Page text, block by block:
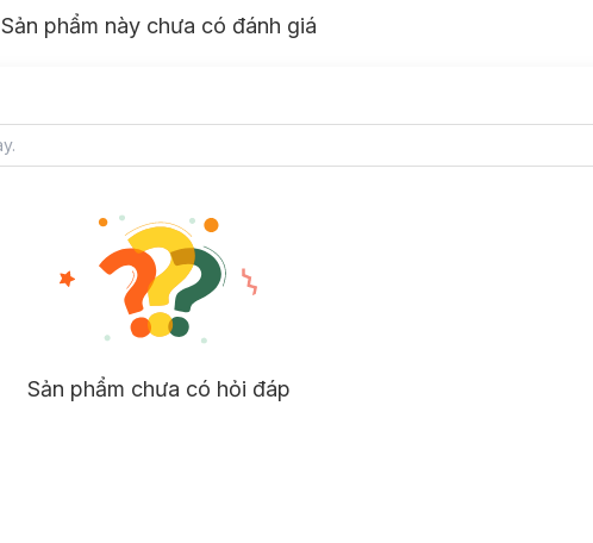
Sản phẩm này chưa có đánh giá
Sản phẩm chưa có hỏi đáp